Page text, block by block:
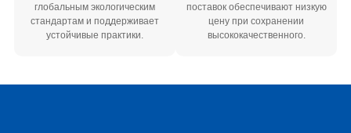
глобальным экологическим
стандартам и поддерживает
устойчивые практики.
поставок обеспечивают низкую
цену при сохранении
высококачественного.